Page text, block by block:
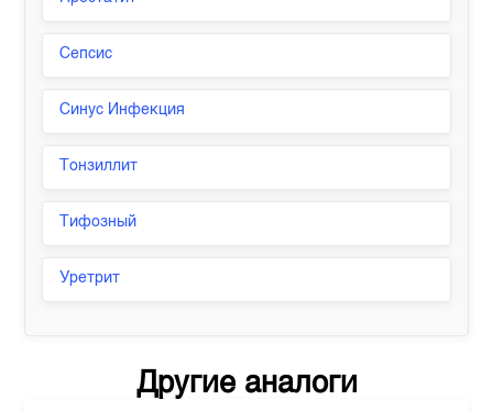
Сепсис
Синус Инфекция
Тонзиллит
Тифозный
Уретрит
Другие аналоги